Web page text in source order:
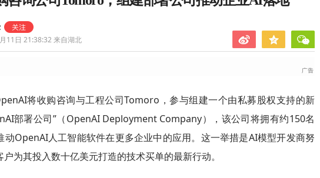
11日 21:38:32 来自湖北
将收购咨询与工程公司Tomoro，参与组建一个由私募股权支持的新
部署公司”（OpenAI Deployment Company），该公司将拥有约150名
动OpenAI人工智能软件在更多企业中的应用。这一举措是AI模型开发商努
为其投入数十亿美元打造的技术买单的最新行动。